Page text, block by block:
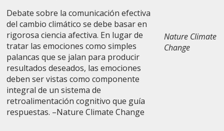
Debate sobre la comunicación efectiva
del cambio climático se debe basar en
rigorosa ciencia afectiva. En lugar de
tratar las emociones como simples
palancas que se jalan para producir
resultados deseados, las emociones
deben ser vistas como componente
integral de un sistema de
retroalimentación cognitivo que guía
respuestas. –Nature Climate Change
Nature Climate
Change